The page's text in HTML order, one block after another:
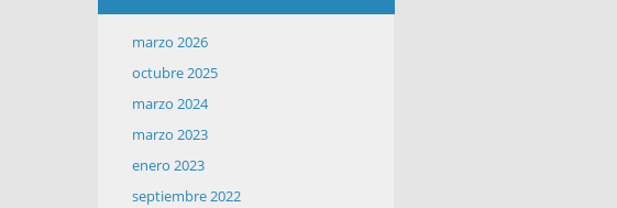
marzo 2026
octubre 2025
marzo 2024
marzo 2023
enero 2023
septiembre 2022